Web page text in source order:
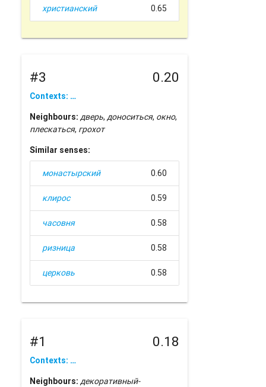
христианский 0.65
#3 0.20
Contexts: …
Neighbours: дверь,доноситься, окно,
плескаться, грохот
Similar senses:
монастырский 0.60
клирос 0.59
часовня 0.58
ризница 0.58
церковь 0.58
#1 0.18
Contexts: …
Neighbours: декоративный-